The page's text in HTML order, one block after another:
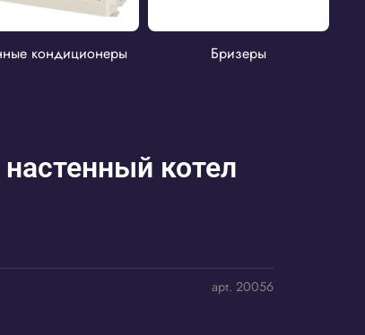
кондиционеры Бризеры
арт. 20056
котел